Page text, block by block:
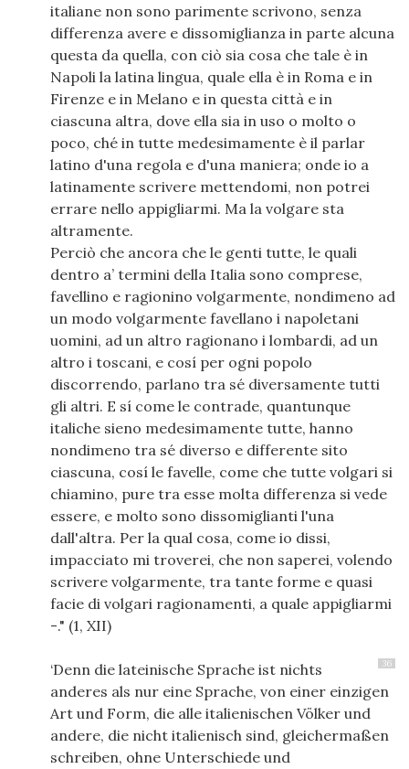
italiane non sono parimente scrivono, senza
differenza avere e dissomiglianza in parte alcuna
questa da quella, con ciò sia cosa che tale è in
Napoli la latina lingua, quale ella è in Roma e in
Firenze e in Melano e in questa città e in
ciascuna altra, dove ella sia in uso o molto o
poco, ché in tutte medesimamente è il parlar
latino d'una regola e d'una maniera; onde io a
latinamente scrivere mettendomi, non potrei
errare nello appigliarmi. Ma la volgare sta
altramente.
Perciò che ancora che le genti tutte, le quali
dentro a’ termini della Italia sono comprese,
favellino e ragionino volgarmente, nondimeno ad
un modo volgarmente favellano i napoletani
uomini, ad un altro ragionano i lombardi, ad un
altro i toscani, e cosí per ogni popolo
discorrendo, parlano tra sé diversamente tutti
gli altri. E sí come le contrade, quantunque
italiche sieno medesimamente tutte, hanno
nondimeno tra sé diverso e differente sito
ciascuna, cosí le favelle, come che tutte volgari si
chiamino, pure tra esse molta differenza si vede
essere, e molto sono dissomiglianti l'una
dall'altra. Per la qual cosa, come io dissi,
impacciato mi troverei, che non saperei, volendo
scrivere volgarmente, tra tante forme e quasi
facie di volgari ragionamenti, a quale appigliarmi
-." (1, XII)
36
‘Denn die lateinische Sprache ist nichts
anderes als nur eine Sprache, von einer einzigen
Art und Form, die alle italienischen Völker und
andere, die nicht italienisch sind, gleichermaßen
schreiben, ohne Unterschiede und